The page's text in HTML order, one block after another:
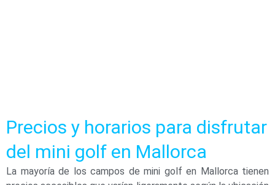
Precios y horarios para disfrutar
del mini golf en Mallorca
La mayoría de los campos de mini golf en Mallorca tienen